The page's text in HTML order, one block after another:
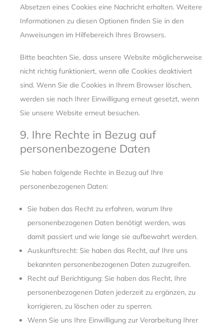
Absetzen eines Cookies eine Nachricht erhalten. Weitere
Informationen zu diesen Optionen finden Sie in den
Anweisungen im Hilfebereich Ihres Browsers.
Bitte beachten Sie, dass unsere Website möglicherweise
nicht richtig funktioniert, wenn alle Cookies deaktiviert
sind. Wenn Sie die Cookies in Ihrem Browser löschen,
werden sie nach Ihrer Einwilligung erneut gesetzt, wenn
Sie unsere Website erneut besuchen.
9. Ihre Rechte in Bezug auf
personenbezogene Daten
Sie haben folgende Rechte in Bezug auf Ihre
personenbezogenen Daten:
Sie haben das Recht zu erfahren, warum Ihre
personenbezogenen Daten benötigt werden, was
damit passiert und wie lange sie aufbewahrt werden.
Auskunftsrecht: Sie haben das Recht, auf Ihre uns
bekannten personenbezogenen Daten zuzugreifen.
Recht auf Berichtigung: Sie haben das Recht, Ihre
personenbezogenen Daten jederzeit zu ergänzen, zu
korrigieren, zu löschen oder zu sperren.
Wenn Sie uns Ihre Einwilligung zur Verarbeitung Ihrer